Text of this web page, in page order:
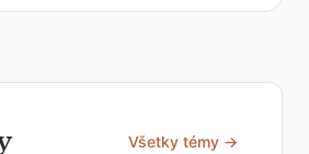
Všetky témy →